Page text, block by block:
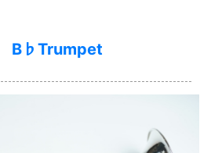
B♭Trumpet